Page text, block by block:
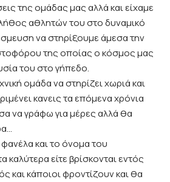
της ομάδας μας αλλά και είχαμε
αθλητών του στο δυναμικό
να στηρίξουμε άμεσα την
της οποίας ο κόσμος μας
του στο γήπεδο.
ομάδα να στηρίζει χωριά και
κανεις τα επόμενα χρόνια
να γράφω για μέρες αλλά θα
και το όνομα του
καλύτερα είτε βρίσκονται εντός
και κάποιοι φροντίζουν και θα